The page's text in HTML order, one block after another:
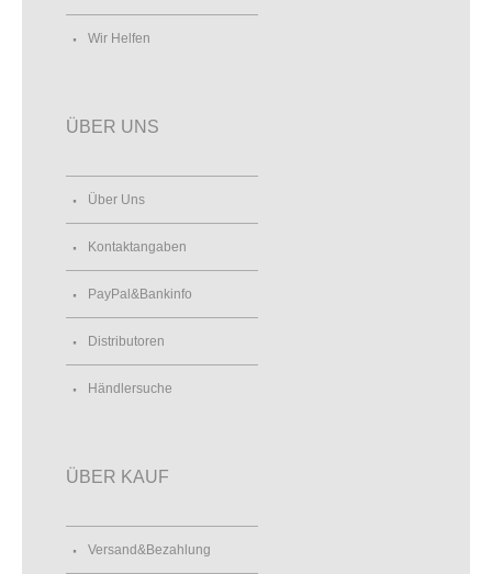
Wir Helfen
ÜBER UNS
Über Uns
Kontaktangaben
PayPal&Bankinfo
Distributoren
Händlersuche
ÜBER KAUF
Versand&Bezahlung